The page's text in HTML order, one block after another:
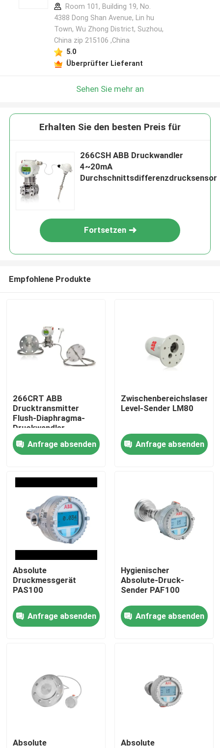
Videos
Fabrik Tour
Qualitätskontrolle
Referenzen
PSA-Gasgenerator
Psa-Sauerstoff-Generator
Room 101, Building 19, No.
4388 Dong Shan Avenue, Lin hu
Town, Wu Zhong District, Suzhou,
China zip 215106 ,China
5.0
Überprüfter Lieferant
Sehen Sie mehr an
Erhalten Sie den besten Preis für
266CSH ABB Druckwandler
4~20mA
Durchschnittsdifferenzdrucksensor
Fortsetzen
Empfohlene Produkte
266CRT ABB
Drucktransmitter
Flush-Diaphragma-
Druckwandler
Anfrage absenden
Zwischenbereichslaser-
Level-Sender LM80
Anfrage absenden
Absolute
Druckmessgerät
PAS100
Anfrage absenden
Hygienischer
Absolute-Druck-
Sender PAF100
Anfrage absenden
Absolute
Absolute